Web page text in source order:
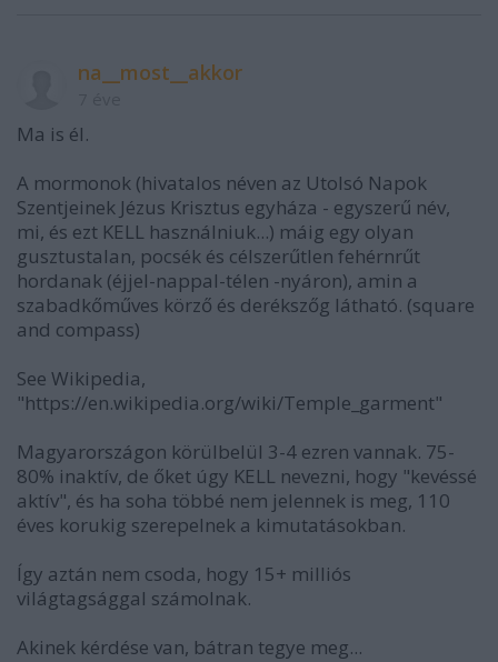
na__most__akkor
Ma is él.
A mormonok (hivatalos néven az Utolsó Napok
Szentjeinek Jézus Krisztus egyháza - egyszerű név,
mi, és ezt KELL használniuk...) máig egy olyan
gusztustalan, pocsék és célszerűtlen fehérnrűt
hordanak (éjjel-nappal-télen -nyáron), amin a
szabadkőműves körző és derékszőg látható. (square
and compass)
See Wikipedia,
"https://en.wikipedia.org/wiki/Temple_garment"
Magyarországon körülbelül 3-4 ezren vannak. 75-
80% inaktív, de őket úgy KELL nevezni, hogy "kevéssé
aktív", és ha soha többé nem jelennek is meg, 110
éves korukig szerepelnek a kimutatásokban.
Így aztán nem csoda, hogy 15+ milliós
világtagsággal számolnak.
Akinek kérdése van, bátran tegye meg...